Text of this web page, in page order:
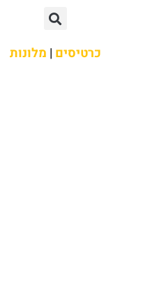
כרטיסים | מלונות